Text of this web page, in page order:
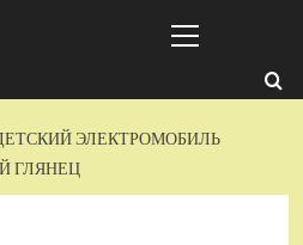
меню
ЭЛЕКТРОМОБИЛЬ
ГЛЯНЕЦ